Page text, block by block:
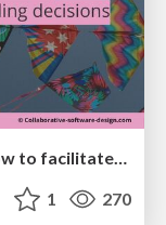
Collaborative Software Design: How to facilitate domain modelling decisions
1 270